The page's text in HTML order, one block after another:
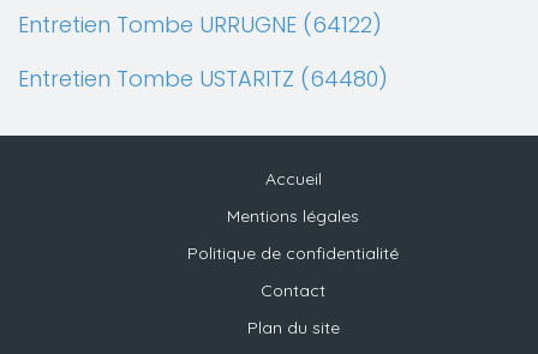
Entretien Tombe URRUGNE (64122)
Entretien Tombe USTARITZ (64480)
Accueil
Mentions légales
Politique de confidentialité
Contact
Plan du site